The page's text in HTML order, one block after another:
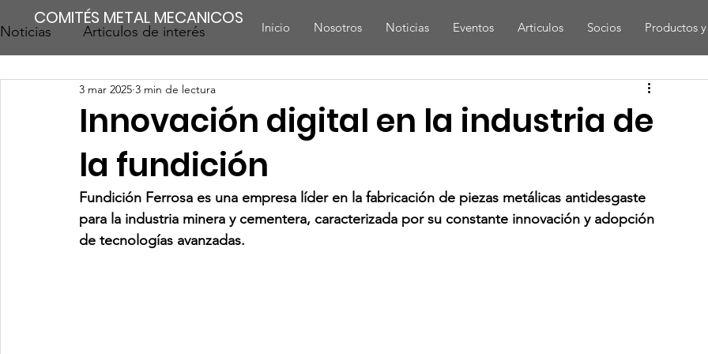
COMITÉS METAL MECANICOS Inicio Nosotros Noticias Eventos Articulos Socios Productos
Noticias Articulos de interés
Innovación digital en la industria de
la fundición
3 mar 2025 3 min de lectura
Fundición Ferrosa es una empresa líder en la fabricación de piezas metálicas antidesgaste
para la industria minera y cementera, caracterizada por su constante innovación y adopción
de tecnologías avanzadas.